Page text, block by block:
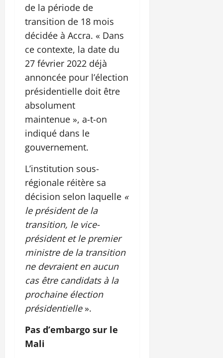
de la période de
transition de 18 mois
décidée à Accra. « Dans
ce contexte, la date du
27 février 2022 déjà
annoncée pour l’élection
présidentielle doit être
absolument
maintenue », a-t-on
indiqué dans le
gouvernement.
L’institution sous-
régionale réitère sa
décision selon laquelle «
le président de la
transition, le vice-
président et le premier
ministre de la transition
ne devraient en aucun
cas être candidats à la
prochaine élection
présidentielle».
Pas d’embargo sur le
Mali